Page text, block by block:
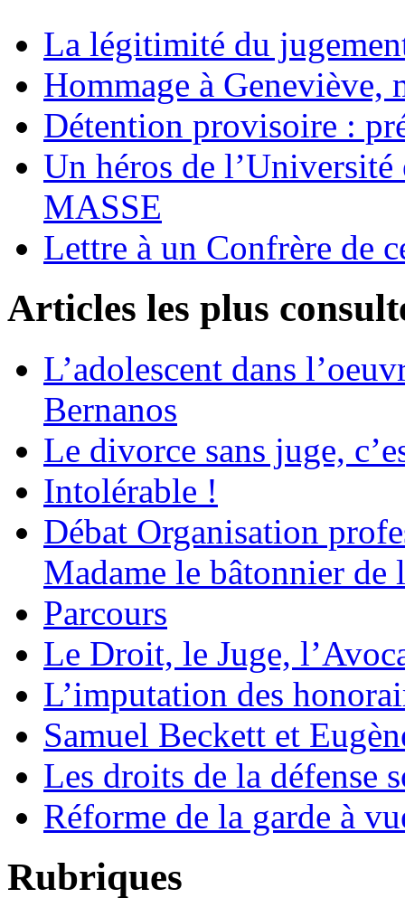
La légitimité du
Hommage à Geneviève,
Détention provisoire :
Un héros de
MASSE
Lettre à un Confrère de
Articles les plus
L’adolescent dans
Bernanos
Le divorce sans juge,
Intolérable !
Débat Organisation
Madame le bâtonnier de
Parcours
Le Droit, le Juge,
L’imputation des
Samuel Beckett et
Les droits de la défense
Réforme de la garde à
Rubriques